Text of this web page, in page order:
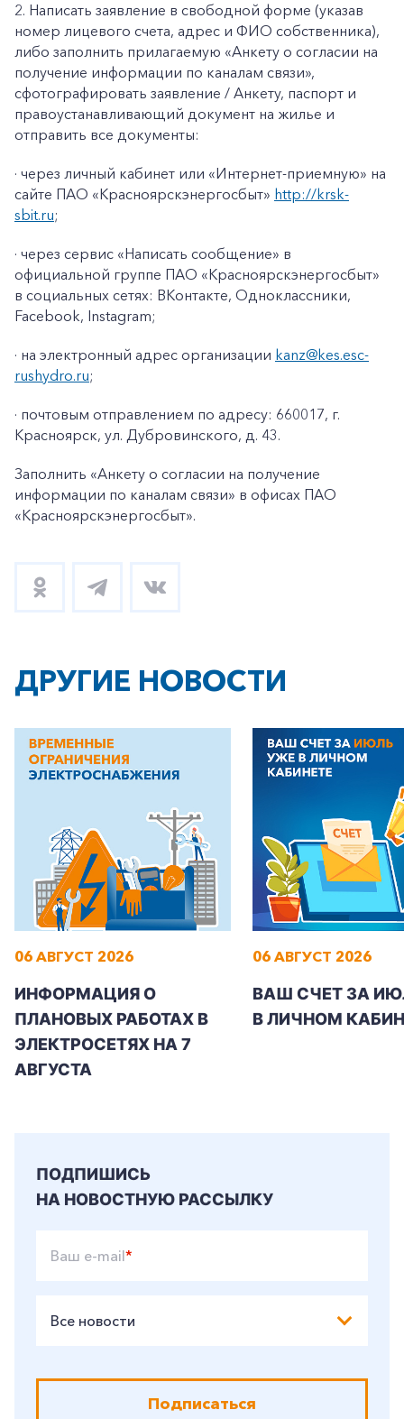
2. Написать заявление в свободной форме (указав
номер лицевого счета, адрес и ФИО собственника),
либо заполнить прилагаемую «Анкету о согласии на
получение информации по каналам связи»,
сфотографировать заявление / Анкету, паспорт и
правоустанавливающий документ на жилье и
отправить все документы:
· через личный кабинет или «Интернет-приемную» на
сайте ПАО «Красноярскэнергосбыт» http://krsk-
sbit.ru;
· через сервис «Написать сообщение» в
официальной группе ПАО «Красноярскэнергосбыт»
в социальных сетях: ВКонтакте, Одноклассники,
Facebook, Instagram;
· на электронный адрес организации kanz@kes.esc-
rushydro.ru;
· почтовым отправлением по адресу: 660017, г.
Красноярск, ул. Дубровинского, д. 43.
Заполнить «Анкету о согласии на получение
информации по каналам связи» в офисах ПАО
«Красноярскэнергосбыт».
ДРУГИЕ НОВОСТИ
06 АВГУСТ 2026
ИНФОРМАЦИЯ О
ПЛАНОВЫХ РАБОТАХ В
ЭЛЕКТРОСЕТЯХ НА 7
АВГУСТА
06 АВГУСТ 2026
ВАШ СЧЕТ ЗА
В ЛИЧНОМ
ПОДПИШИСЬ
НА НОВОСТНУЮ РАССЫЛКУ
Ваш e-mail*
Все новости
Подписаться